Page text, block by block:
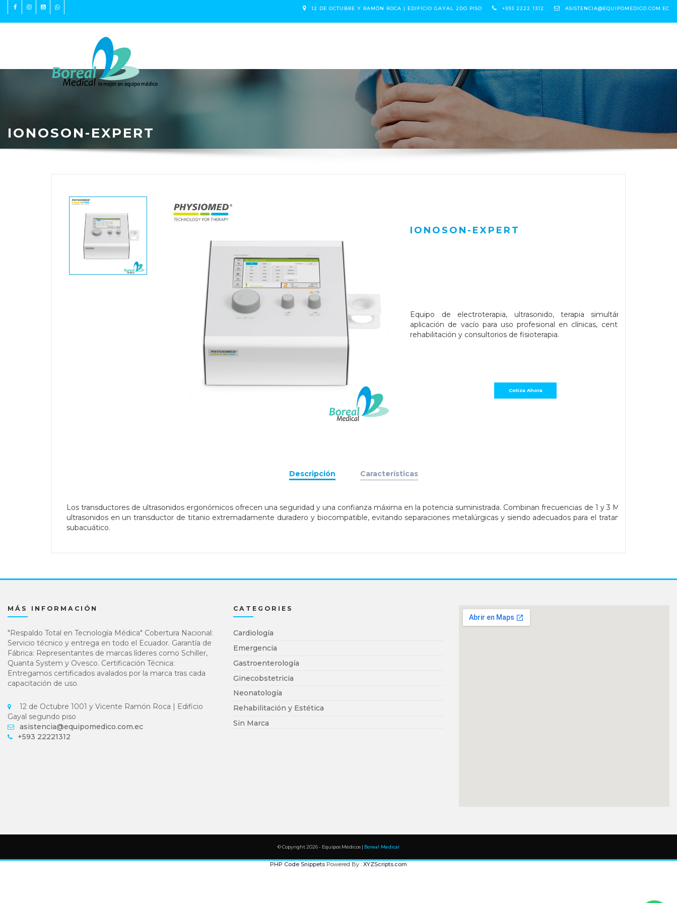
12 DE OCTUBRE Y RAMÓN ROCA | EDIFICIO GAYAL 2DO PISO +593 2222 1312 ASISTENCIA@EQUIPOMEDICO.COM.EC
IONOSON-EXPERT
IONOSON-EXPERT
Equipo de electroterapia, ultrasonido, terapia simultánea y
aplicación de vacío para uso profesional en clínicas, centros de
rehabilitación y consultorios de fisioterapia.
Descripción Características
Los transductores de ultrasonidos ergonómicos ofrecen una seguridad y una confianza máxima en la potencia suministrada. Combinan frecuencias de 1 y 3 MHz de
ultrasonidos en un transductor de titanio extremadamente duradero y biocompatible, evitando separaciones metalúrgicas y siendo adecuados para el tratamiento
subacuático.
MÁS INFORMACIÓN
"Respaldo Total en Tecnología Médica" Cobertura Nacional:
Servicio técnico y entrega en todo el Ecuador. Garantía de
Fábrica: Representantes de marcas líderes como Schiller,
Quanta System y Ovesco. Certificación Técnica:
Entregamos certificados avalados por la marca tras cada
capacitación de uso.
12 de Octubre 1001 y Vicente Ramón Roca | Edificio
Gayal segundo piso
asistencia@equipomedico.com.ec
+593 22221312
CATEGORIES
Cardiología
Emergencia
Gastroenterología
Ginecobstetricia
Neonatología
Rehabilitación y Estética
Sin Marca
© Copyright 2026 - Equipos Médicos | Boreal Medical
PHP Code Snippets Powered By : XYZScripts.com